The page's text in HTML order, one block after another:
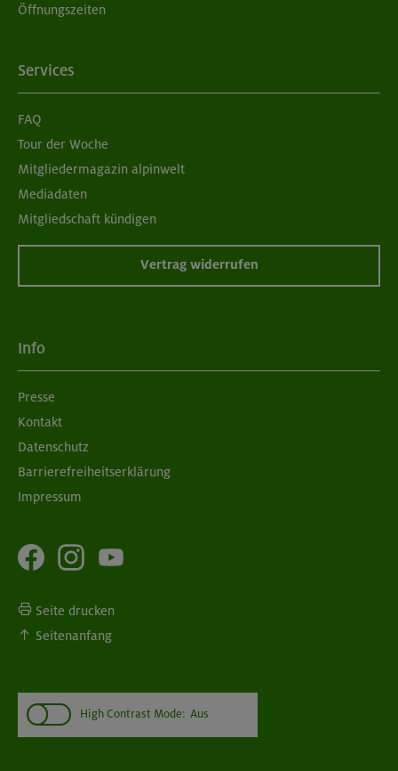
Öffnungszeiten
Services
FAQ
Tour der Woche
Mitgliedermagazin alpinwelt
Mediadaten
Mitgliedschaft kündigen
Vertrag widerrufen
Info
Presse
Kontakt
Datenschutz
Barrierefreiheitserklärung
Impressum
Seite drucken
Seitenanfang
High Contrast Mode: Aus